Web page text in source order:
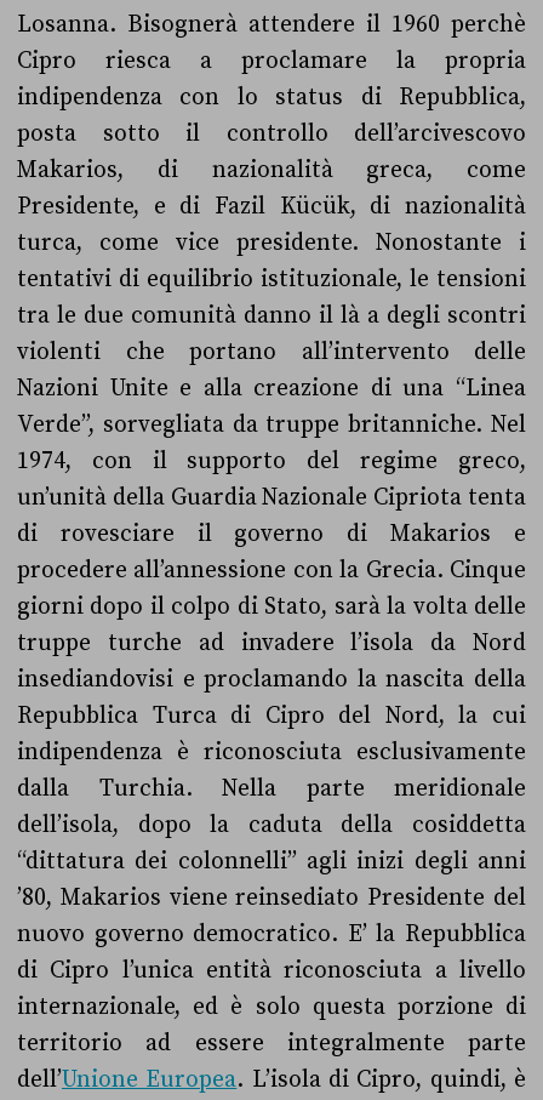
Losanna. Bisognerà attendere il 1960 perchè
Cipro riesca a proclamare la propria
indipendenza con lo status di Repubblica,
posta sotto il controllo dell’arcivescovo
Makarios, di nazionalità greca, come
Presidente, e di Fazil Kücük, di nazionalità
turca, come vice presidente. Nonostante i
tentativi di equilibrio istituzionale, le tensioni
tra le due comunità danno il là a degli scontri
violenti che portano all’intervento delle
Nazioni Unite e alla creazione di una “Linea
Verde”, sorvegliata da truppe britanniche. Nel
1974, con il supporto del regime greco,
un’unità della Guardia Nazionale Cipriota tenta
di rovesciare il governo di Makarios e
procedere all’annessione con la Grecia. Cinque
giorni dopo il colpo di Stato, sarà la volta delle
truppe turche ad invadere l’isola da Nord
insediandovisi e proclamando la nascita della
Repubblica Turca di Cipro del Nord, la cui
indipendenza è riconosciuta esclusivamente
dalla Turchia. Nella parte meridionale
dell’isola, dopo la caduta della cosiddetta
“dittatura dei colonnelli” agli inizi degli anni
’80, Makarios viene reinsediato Presidente del
nuovo governo democratico. E’ la Repubblica
di Cipro l’unica entità riconosciuta a livello
internazionale, ed è solo questa porzione di
territorio ad essere integralmente parte
dell’Unione Europea. L’isola di Cipro, quindi, è